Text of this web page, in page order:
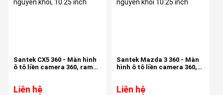
Santek CX5 360 - Màn hình
ô tô liền camera 360, ram
Liên hệ
Santek Mazda 3 360 - Màn
hình ô tô liền camera 360,
Liên hệ